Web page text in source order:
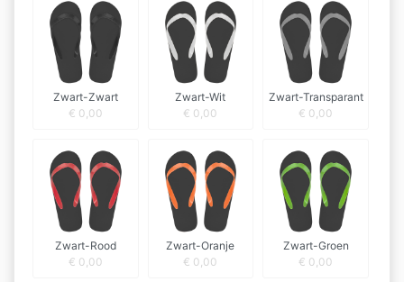
Zwart-Zwart
€ 0,00
Zwart-Wit
€ 0,00
Zwart-Transparant
€ 0,00
Zwart-Rood
€ 0,00
Zwart-Oranje
€ 0,00
Zwart-Groen
€ 0,00